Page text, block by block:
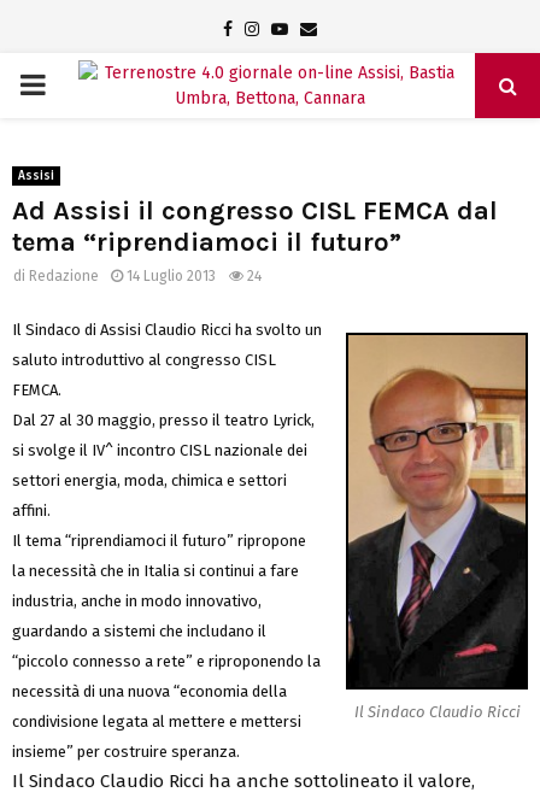
Facebook
Instagram
Youtube
Email
PRIMARY
Assisi
Ad Assisi il congresso CISL FEMCA dal
tema “riprendiamoci il futuro”
di Redazione 14 Luglio 2013 24
Il Sindaco Claudio Ricci
Il Sindaco di Assisi Claudio Ricci ha svolto un
saluto introduttivo al congresso CISL
FEMCA.
Dal 27 al 30 maggio, presso il teatro Lyrick,
si svolge il IV^ incontro CISL nazionale dei
settori energia, moda, chimica e settori
affini.
Il tema “riprendiamoci il futuro” ripropone
la necessità che in Italia si continui a fare
industria, anche in modo innovativo,
guardando a sistemi che includano il
“piccolo connesso a rete” e riproponendo la
necessità di una nuova “economia della
condivisione legata al mettere e mettersi
insieme” per costruire speranza.
Il Sindaco Claudio Ricci ha anche sottolineato il valore,